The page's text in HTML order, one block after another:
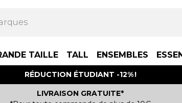
TAILLE TALL ENSEMBLES
RÉDUCTION ÉTUDIANT -12% !
LIVRAISON GRATUITE*